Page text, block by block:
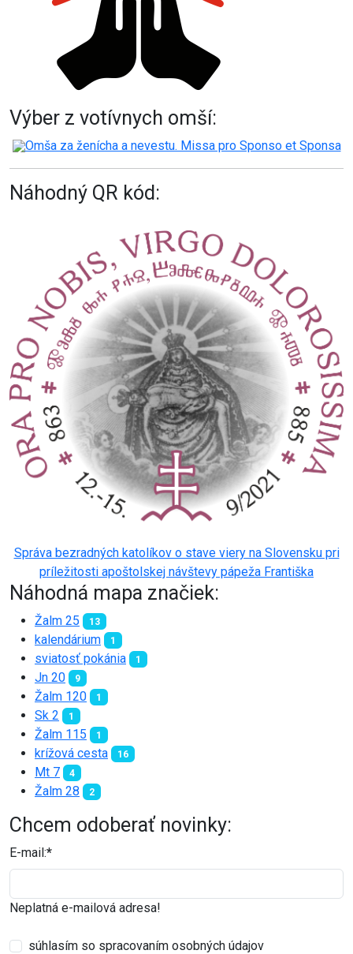
Výber z votívnych omší:
Omša za ženícha a nevestu. Missa pro Sponso et Sponsa
Náhodný QR kód:
Správa bezradných katolíkov o stave viery na Slovensku pri
príležitosti apoštolskej návštevy pápeža Františka
Náhodná mapa značiek:
Žalm 25 13
kalendárium 1
sviatosť pokánia 1
Jn 20 9
Žalm 120 1
Sk 2 1
Žalm 115 1
krížová cesta 16
Mt 7 4
Žalm 28 2
Chcem odoberať novinky:
E-mail:*
Neplatná e-mailová adresa!
súhlasím so spracovaním osobných údajov